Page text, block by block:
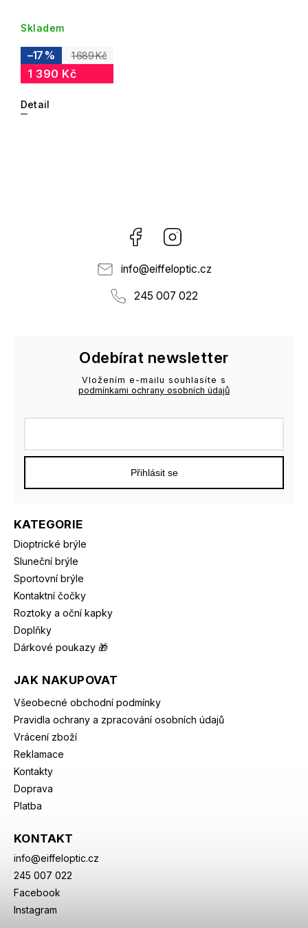
Skladem
1 689 Kč
–17 %
1 390 Kč
Detail
Facebook
info@eiffeloptic.cz
245 007 022
KATEGORIE
Dioptrické brýle
Sluneční brýle
Sportovní brýle
Kontaktní čočky
Roztoky a oční kapky
Doplňky
Dárkové poukazy 🎁
JAK NAKUPOVAT
Všeobecné obchodní podmínky
Pravidla ochrany a zpracování osobních údajů
Vrácení zboží
Reklamace
Kontakty
Doprava
Platba
KONTAKT
info@eiffeloptic.cz
245 007 022
Facebook
Instagram
Odebírat newsletter
Vložením e-mailu souhlasíte s
podmínkami ochrany osobních údajů
Přihlásit se